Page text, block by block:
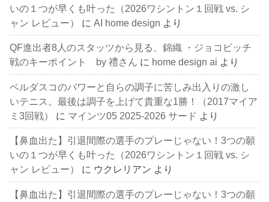
いの１つが早くも叶った（2026ワシントン１回戦 vs. シ
ャン レビュー）
にAI home design より
QF進出者8人のスタッツから見る、錦織 ・ジョコビッチ
戦のキーポイント by 禮さん に home design ai より
ベルダスコのパワーと自らの調子に苦しみ出入りの激し
いテニス。最後は調子を上げて貴重な1勝！（2017マイア
ミ3回戦）
に マインツ05 2025-2026 サード より
【鼻血出た】引退間際の選手のプレーじゃない！3つの願
いの１つが早くも叶った（2026ワシントン１回戦 vs. シ
ャン レビュー）
に ウクレリアン より
【鼻血出た】引退間際の選手のプレーじゃない！3つの願